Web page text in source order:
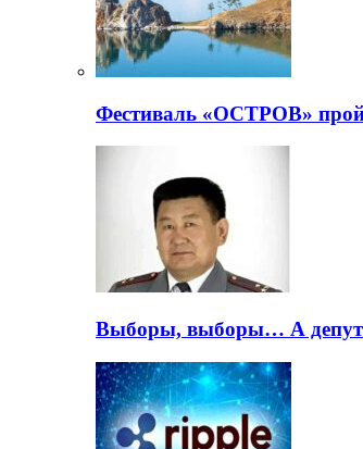
Фестиваль «ОСТРОВ»
Выборы, выборы… А